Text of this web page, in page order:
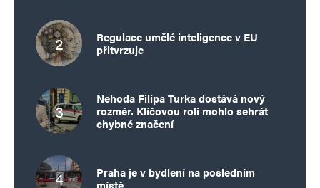
Regulace umělé inteligence v EU
přitvrzuje
Nehoda Filipa Turka dostává nový
rozměr. Klíčovou roli mohlo sehrát
chybné značení
Praha je v bydlení na posledním
místě